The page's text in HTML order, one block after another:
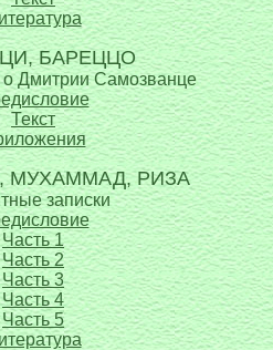
БАРЕЦЦО
Дмитрии Самозванце
Текст
МУХАММАД, РИЗА
записки
Часть 1
Часть 2
Часть 3
Часть 4
Часть 5